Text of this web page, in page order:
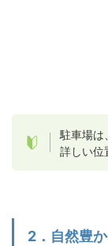
駐車場は、
詳しい位
2．自然豊